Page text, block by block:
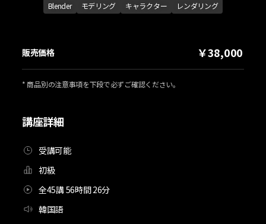
Blender モデリング キャラクター レンダリング
講座詳細
受講可能
初級
全45講 56時間 26分
韓国語
販売価格 ￥38,000
* 商品別の注意事項を下段で必ずご確認ください。